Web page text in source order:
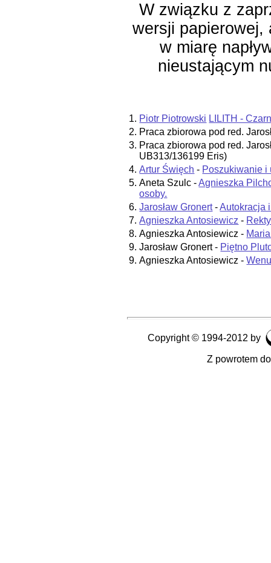
W związku z
wersji papierowej,
w miarę
nieustającym
1. Piotr Piotrowski LILITH -
2. Praca zbiorowa pod red.
3. Praca zbiorowa pod red.
UB313/136199 Eris)
4. Artur Święch - Poszukiwanie i
5. Aneta Szulc -Agnieszka
osoby.
6. Jarosław Gronert-Autokracja
7. Agnieszka Antosiewicz -
8. Agnieszka Antosiewicz -
9. Jarosław Gronert - Piętno
9. Agnieszka Antosiewicz -
Copyright © 1994-2012 by
Z powrotem